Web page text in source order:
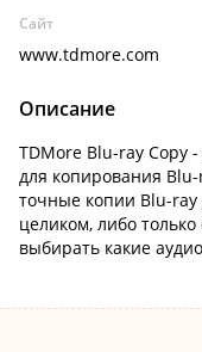
Сайт
www.tdmore.com
Описание
TDMore Blu-ray Copy
для копирования
точные копии Blu-ray
целиком, либо
выбирать какие